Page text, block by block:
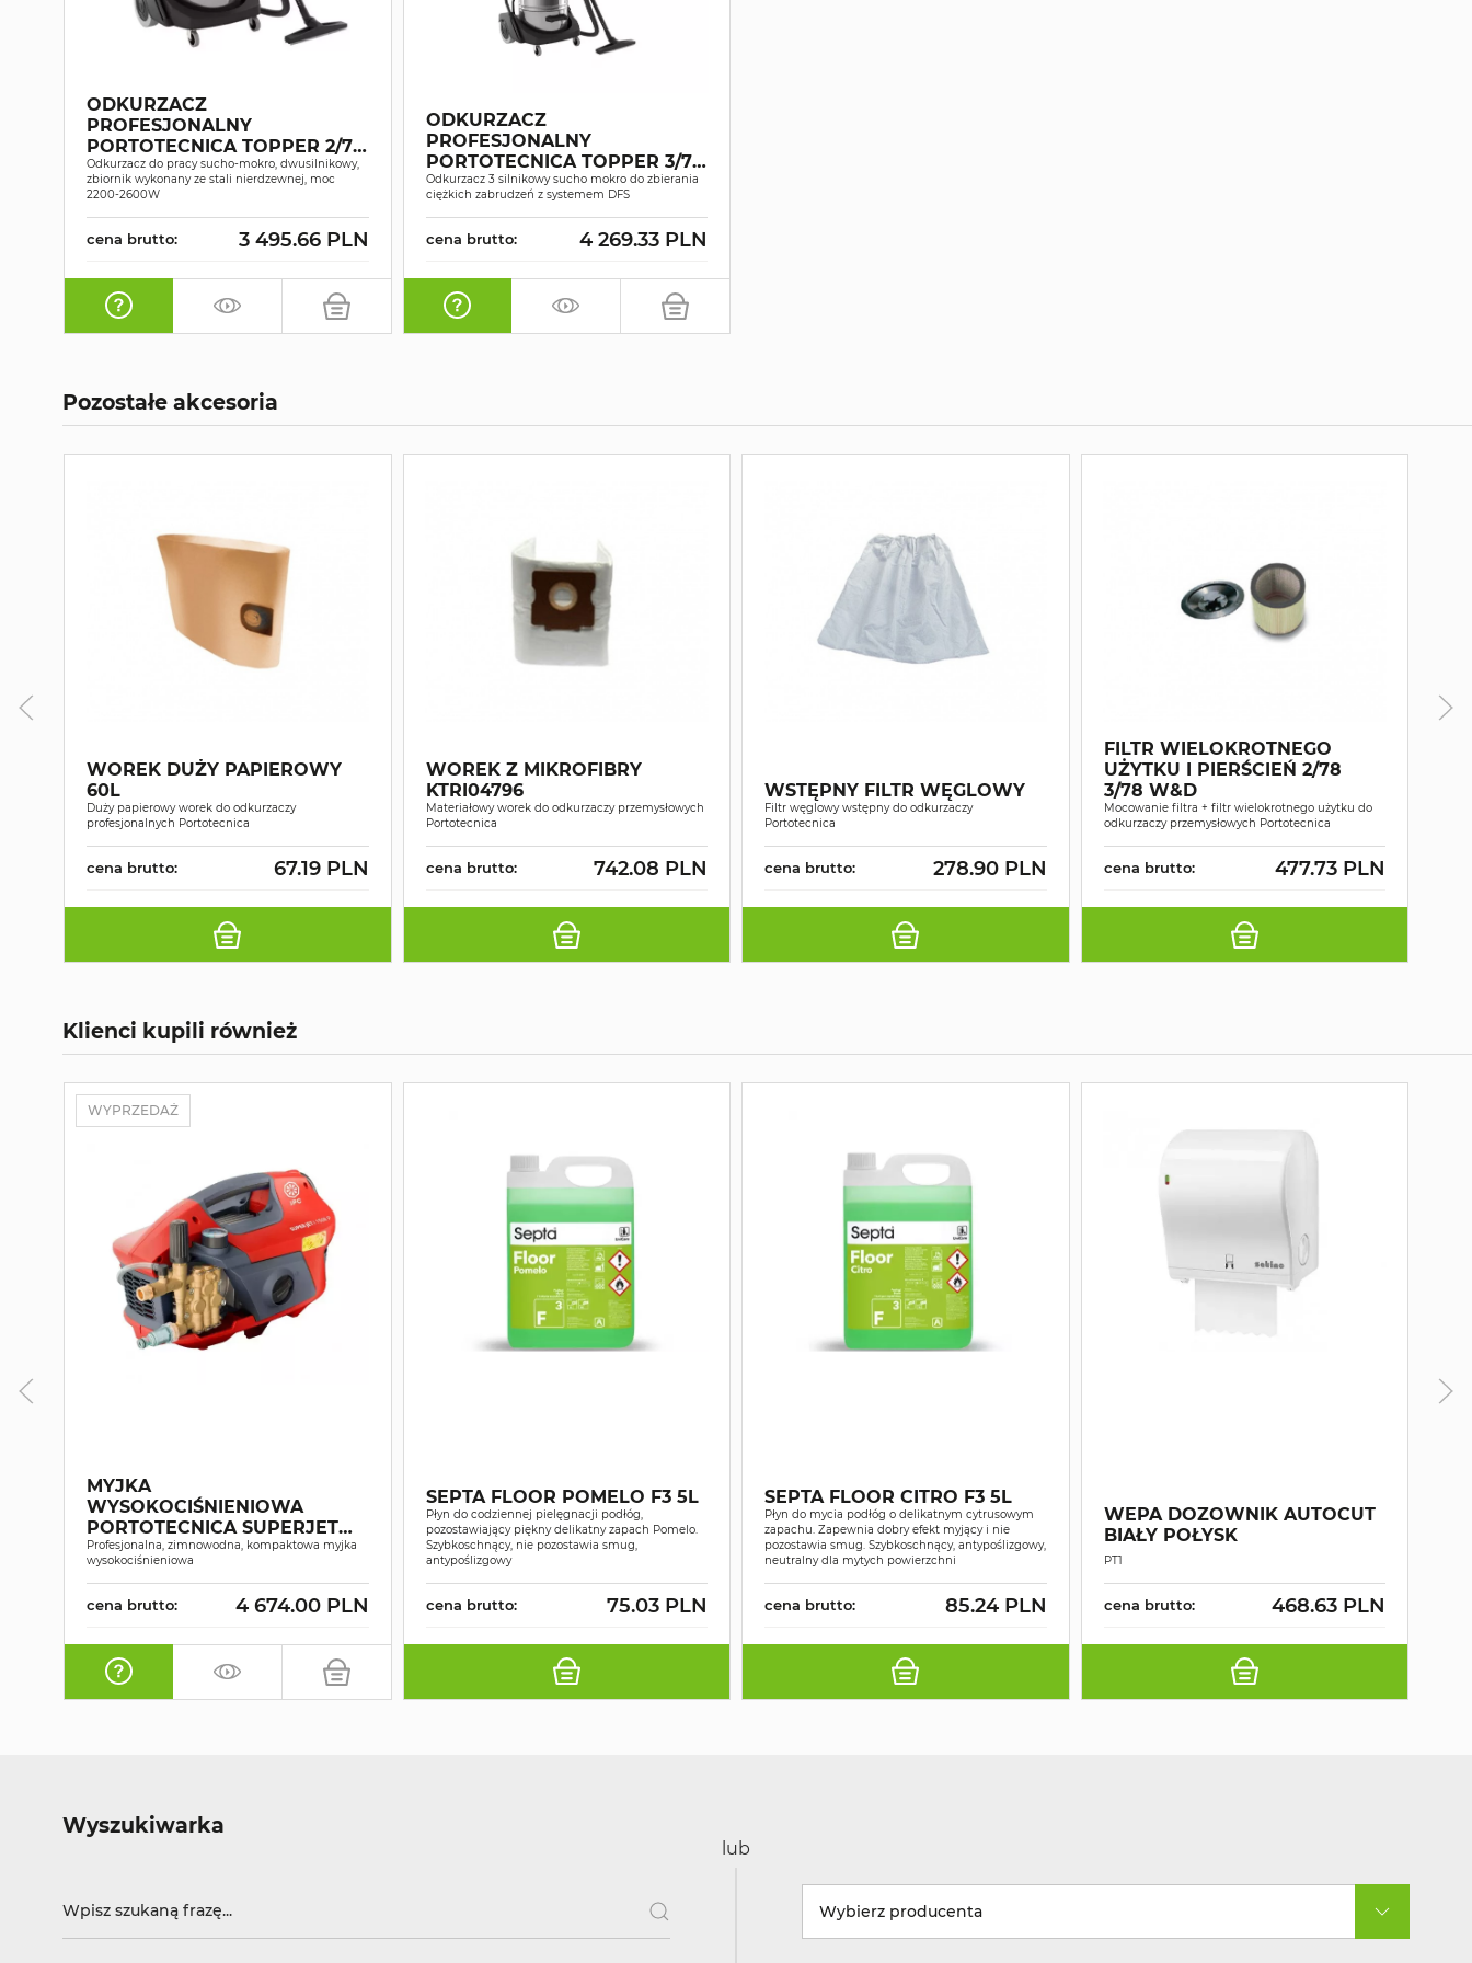
ODKURZACZ
PROFESJONALNY
PORTOTECNICA TOPPER 2/78
W&D SUCHO-MOKRO
Odkurzacz do pracy sucho-mokro, dwusilnikowy,
zbiornik wykonany ze stali nierdzewnej, moc
2200-2600W
cena brutto: 3 495.66 PLN
ODKURZACZ
PROFESJONALNY
PORTOTECNICA TOPPER 3/78
W&D SUCHO-MOKRO
Odkurzacz 3 silnikowy sucho mokro do zbierania
ciężkich zabrudzeń z systemem DFS
cena brutto: 4 269.33 PLN
Pozostałe akcesoria
WOREK DUŻY PAPIEROWY
60L
Duży papierowy worek do odkurzaczy
profesjonalnych Portotecnica
cena brutto: 67.19 PLN
WOREK Z MIKROFIBRY
KTRI04796
Materiałowy worek do odkurzaczy przemysłowych
Portotecnica
cena brutto: 742.08 PLN
WSTĘPNY FILTR WĘGLOWY
Filtr węglowy wstępny do odkurzaczy
Portotecnica
cena brutto: 278.90 PLN
FILTR WIELOKROTNEGO
UŻYTKU I PIERŚCIEŃ 2/78
3/78 W&D
Mocowanie filtra + filtr wielokrotnego użytku do
odkurzaczy przemysłowych Portotecnica
cena brutto: 477.73 PLN
Klienci kupili również
WYPRZEDAŻ
MYJKA
WYSOKOCIŚNIENIOWA
PORTOTECNICA SUPERJET
1609P
Profesjonalna, zimnowodna, kompaktowa myjka
wysokociśnieniowa
cena brutto: 4 674.00 PLN
SEPTA FLOOR POMELO F3 5L
Płyn do codziennej pielęgnacji podłóg,
pozostawiający piękny delikatny zapach Pomelo.
Szybkoschnący, nie pozostawia smug,
antypoślizgowy
cena brutto: 75.03 PLN
SEPTA FLOOR CITRO F3 5L
Płyn do mycia podłóg o delikatnym cytrusowym
zapachu. Zapewnia dobry efekt myjący i nie
pozostawia smug. Szybkoschnący, antypoślizgowy,
neutralny dla mytych powierzchni
cena brutto: 85.24 PLN
WEPA DOZOWNIK AUTOCUT
BIAŁY POŁYSK
PT1
cena brutto: 468.63 PLN
Wyszukiwarka
lub
Wybierz producenta